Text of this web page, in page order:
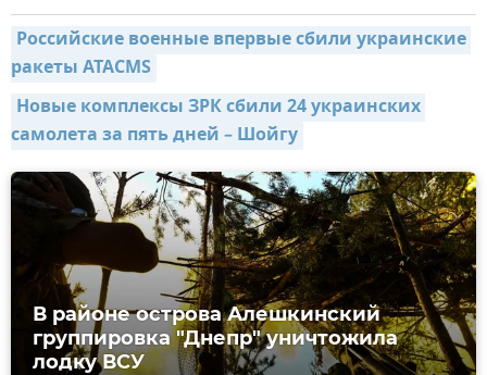
Российские военные впервые сбили украинские
ракеты ATACMS
Новые комплексы ЗРК сбили 24 украинских
самолета за пять дней – Шойгу
В районе острова Алешкинский
группировка "Днепр" уничтожила
лодку ВСУ